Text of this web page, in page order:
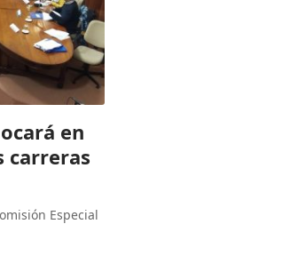
en
carreras
Especial